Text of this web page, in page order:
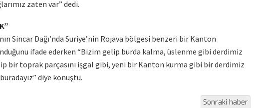
zaten var” dedi.
Sincar Dağı’nda Suriye’nin Rojava bölgesi benzeri bir Kanton
ifade ederken “Bizim gelip burda kalma, üslenme gibi derdimiz
bir toprak parçasını işgal gibi, yeni bir Kanton kurma gibi bir derdimiz
diye konuştu.
Sonraki haber